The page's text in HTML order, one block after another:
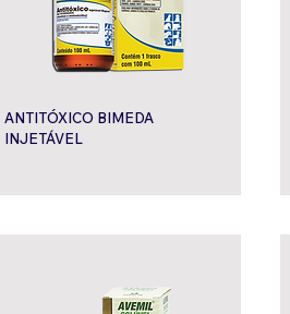
ANTITÓXICO BIMEDA
INJETÁVEL